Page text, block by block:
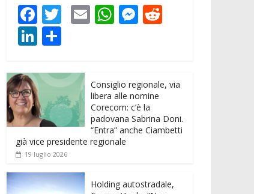
F
ac
e
b
o
o
k
T
er
E W
A
p
p
M
n
g
er
t
Li
k
e
dI
n
n
di
vi
di
Consiglio regionale, via
libera alle nomine
Corecom: c’è la
padovana Sabrina Doni.
“Entra” anche Ciambetti
già vice presidente regionale
19 luglio 2026
Holding autostradale,